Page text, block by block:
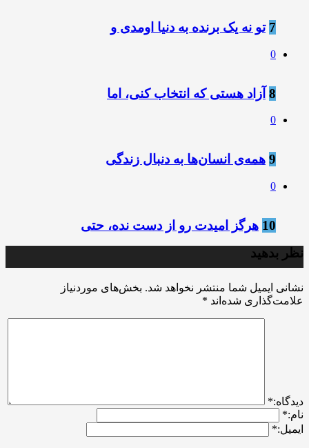
7 تو نه یک برنده به دنیا اومدی و
0
8 آزاد هستی که انتخاب کنی، اما
0
9 همه‌ی انسان‌ها به دنبال زندگی
0
10 هرگز امیدت رو از دست نده، حتی
نظر بدهید
نشانی ایمیل شما منتشر نخواهد شد. بخش‌های موردنیاز
علامت‌گذاری شده‌اند *
ديدگاه:*
نام:*
ایمیل:*